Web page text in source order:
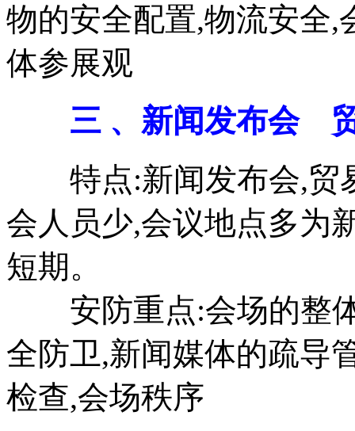
物的安全配置,物流安全,
体参展观
三 、新闻发布会 贸
特点:新闻发布会,贸
会人员少,会议地点多为
短期。
安防重点:会场的整体
全防卫,新闻媒体的疏导
检查,会场秩序